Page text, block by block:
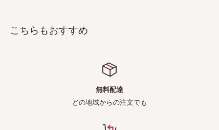
こちらもおすすめ
無料配達
どの地域からの注文でも